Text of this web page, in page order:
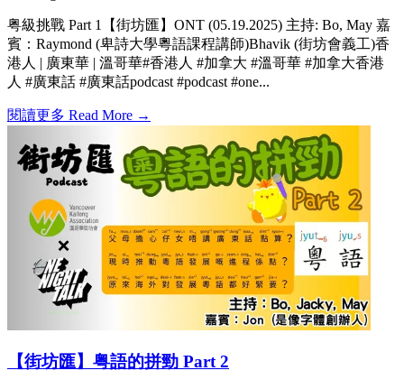
粤級挑戰 Part 1【街坊匯】ONT (05.19.2025) 主持: Bo, May 嘉
賓：Raymond (卑詩大學粵語課程講師)Bhavik (街坊會義工)香
港人 | 廣東華 | 溫哥華#香港人 #加拿大 #溫哥華 #加拿大香港
人 #廣東話 #廣東話podcast #podcast #one...
閱讀更多 Read More →
【街坊匯】粤語的拼勁 Part 2